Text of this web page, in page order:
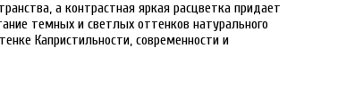
а контрастная яркая расцветка придает
темных и светлых оттенков натурального
Капристильности, современности и